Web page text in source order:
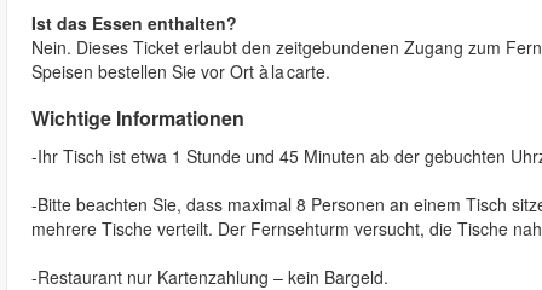
Ist das Essen enthalten?
Nein. Dieses Ticket erlaubt den zeitgebundenen Zugang zum
Speisen bestellen Sie vor Ort à la carte.
Wichtige Informationen
-Ihr Tisch ist etwa 1 Stunde und 45 Minuten ab der gebuchten
-Bitte beachten Sie, dass maximal 8 Personen an einem Tisch
mehrere Tische verteilt. Der Fernsehturm versucht, die Tische
-Restaurant nur Kartenzahlung – kein Bargeld.